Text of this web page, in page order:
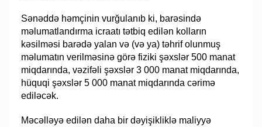
Sənəddə həmçinin vurğulanıb ki, barəsində
məlumatlandırma icraatı tətbiq edilən kolların
kəsilməsi barədə yalan və (və ya) təhrif olunmuş
məlumatın verilməsinə görə fiziki şəxslər 500 manat
miqdarında, vəzifəli şəxslər 3 000 manat miqdarında,
hüquqi şəxslər 5 000 manat miqdarında cərimə
ediləcək.
Məcəlləyə edilən daha bir dəyişikliklə maliyyə